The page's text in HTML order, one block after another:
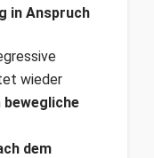
in Anspruch
wieder
bewegliche
dem